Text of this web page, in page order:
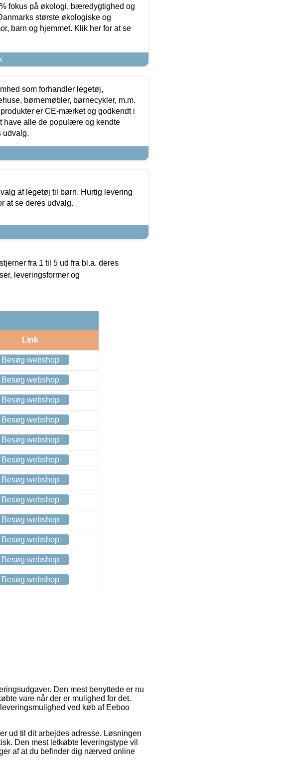
fokus på økologi, bæredygtighed og
største økologiske og
barn og hjemmet. Klik her for at se
som forhandler legetøj,
børnemøbler, børnecykler, m.m.
er CE-mærket og godkendt i
have alle de populære og kendte
udvalg.
af legetøj til børn. Hurtig levering
at se deres udvalg.
fra 1 til 5 ud fra bl.a. deres
leveringsformer og
Link
Besøg webshop
Besøg webshop
Besøg webshop
Besøg webshop
Besøg webshop
Besøg webshop
Besøg webshop
Besøg webshop
Besøg webshop
Besøg webshop
Besøg webshop
Besøg webshop
Den mest benyttede er nu
vare når der er mulighed for det.
ved køb af Eeboo
ud til dit arbejdes adresse. Løsningen
Den mest letkøbte leveringstype vil
af at du befinder dig nærved online